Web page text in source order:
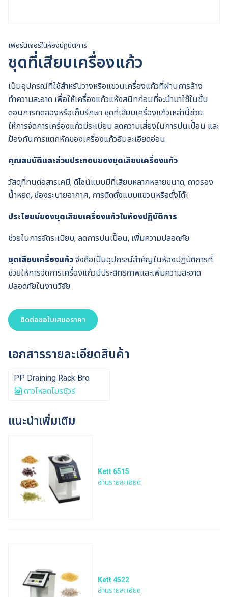
เฟอร์นิเจอร์ในห้องปฏิบัติการ
ชุดที่เสียบเครื่องแก้ว
เป็นอุปกรณ์ที่ใช้สำหรับวางหรือแขวนเครื่องแก้วที่ผ่านการล้าง
ทำความสะอาด เพื่อให้เครื่องแก้วแห้งสนิทก่อนที่จะนำมาใช้ในขั้น
ตอนการทดลองหรือเก็บรักษา ชุดที่เสียบเครื่องแก้วเหล่านี้ช่วย
ให้การจัดการเครื่องแก้วมีระเบียบ ลดความเสี่ยงในการปนเปื้อน และ
ป้องกันการแตกหักของเครื่องแก้วอันละเอียดอ่อน
คุณสมบัติและส่วนประกอบของชุดเสียบเครื่องแก้ว
วัสดุที่ทนต่อสารเคมี, ดีไซน์แบบมีที่เสียบหลากหลายขนาด, ถาดรอง
น้ำหยด, ช่องระบายอากาศ, การติดตั้งแบบแขวนหรือตั้งโต๊ะ
ประโยชน์ของชุดเสียบเครื่องแก้วในห้องปฏิบัติการ
ช่วยในการจัดระเบียบ, ลดการปนเปื้อน, เพิ่มความปลอดภัย
ชุดเสียบเครื่องแก้ว จึงถือเป็นอุปกรณ์สำคัญในห้องปฏิบัติการที่
ช่วยให้การจัดการเครื่องแก้วมีประสิทธิภาพและเพิ่มความสะอาด
ปลอดภัยในงานวิจัย
ติดต่อขอใบเสนอราคา
เอกสารรายละเอียดสินค้า
PP Draining Rack Bro
ดาวโหลดโบรชัวร์
แนะนำเพิ่มเติม
Kett 6515
อ่านรายละเอียด
Kett 4522
อ่านรายละเอียด